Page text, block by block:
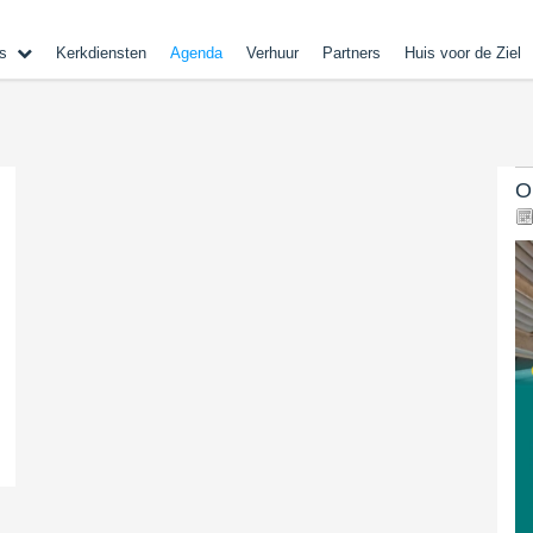
Kerkdiensten Agenda Verhuur Partners Huis voor de Ziel